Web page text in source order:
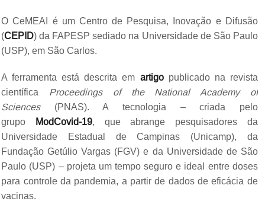
O CeMEAI é um Centro de Pesquisa, Inovação e Difusão
(CEPID) da FAPESP sediado na Universidade de São Paulo
(USP), em São Carlos.
A ferramenta está descrita em artigopublicado na revista
científica Proceedings of the National Academy of
Sciences(PNAS). A tecnologia – criada pelo
grupo
ModCovid-19, que abrange pesquisadores da
Universidade Estadual de Campinas (Unicamp), da
Fundação Getúlio Vargas (FGV) e da Universidade de São
Paulo (USP) – projeta um tempo seguro e ideal entre doses
para controle da pandemia, a partir de dados de eficácia de
vacinas.